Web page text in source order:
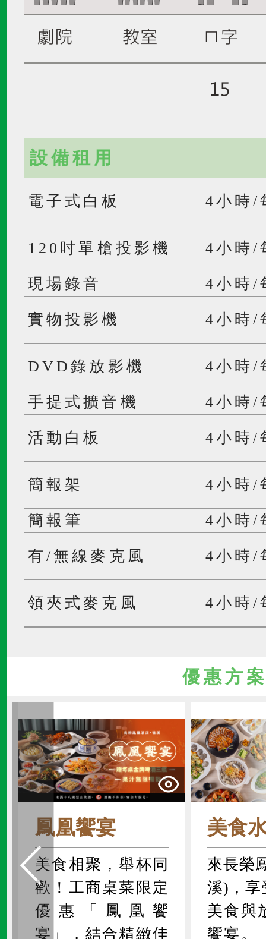
設備租用
電子式白板 4小時/
120吋單槍投影機 4小時/
現場錄音 4小時/
實物投影機 4小時/
DVD錄放影機 4小時/
手提式擴音機 4小時/
活動白板 4小時/
簡報架 4小時/
簡報筆 4小時/
有/無線麥克風 4小時/
領夾式麥克風 4小時/
優惠方